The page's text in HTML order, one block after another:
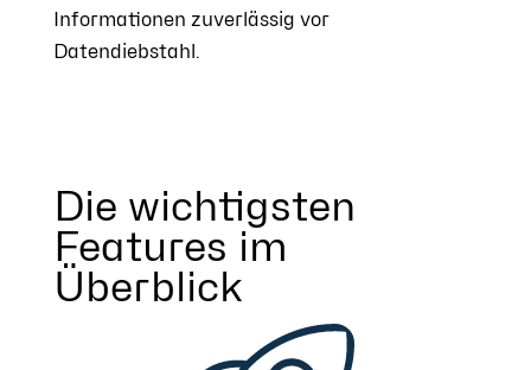
Informationen zuverlässig vor
Datendiebstahl.
Die wichtigsten
Features im
Überblick